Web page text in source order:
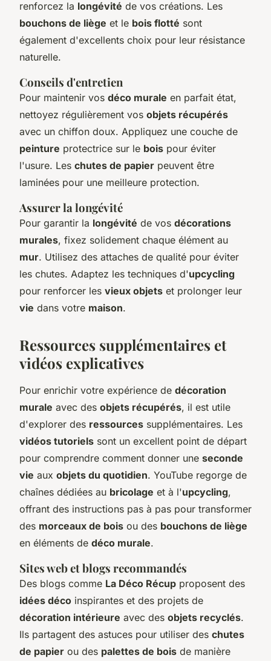
renforcez la longévité de vos créations. Les
bouchons de liège et le bois flotté sont
également d'excellents choix pour leur résistance
naturelle.
Conseils d'entretien
Pour maintenir vos déco murale en parfait état,
nettoyez régulièrement vos objets récupérés
avec un chiffon doux. Appliquez une couche de
peinture protectrice sur le bois pour éviter
l'usure. Les chutes de papier peuvent être
laminées pour une meilleure protection.
Assurer la longévité
Pour garantir la longévité de vos décorations
murales, fixez solidement chaque élément au
mur. Utilisez des attaches de qualité pour éviter
les chutes. Adaptez les techniques d'upcycling
pour renforcer les vieux objets et prolonger leur
vie dans votre maison.
Ressources supplémentaires et
vidéos explicatives
Pour enrichir votre expérience de décoration
murale avec des objets récupérés, il est utile
d'explorer des ressources supplémentaires. Les
vidéos tutoriels sont un excellent point de départ
pour comprendre comment donner une seconde
vie aux objets du quotidien. YouTube regorge de
chaînes dédiées au bricolage et à l'upcycling,
offrant des instructions pas à pas pour transformer
des morceaux de bois ou des bouchons de liège
en éléments de déco murale.
Sites web et blogs recommandés
Des blogs comme La Déco Récup proposent des
idées déco inspirantes et des projets de
décoration intérieure avec des objets recyclés.
Ils partagent des astuces pour utiliser des chutes
de papier ou des palettes de bois de manière